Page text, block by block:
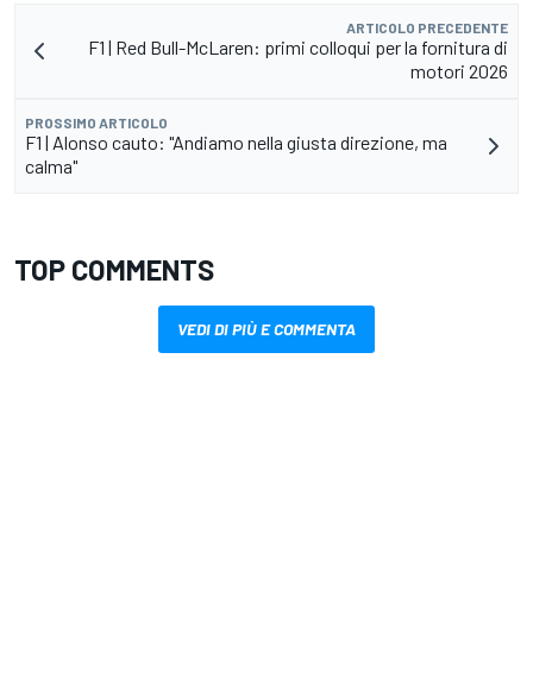
ARTICOLO PRECEDENTE
F1 | Red Bull-McLaren: primi colloqui per la fornitura di
motori 2026
PROSSIMO ARTICOLO
F1 | Alonso cauto: "Andiamo nella giusta direzione, ma
calma"
TOP COMMENTS
VEDI DI PIÙ E COMMENTA